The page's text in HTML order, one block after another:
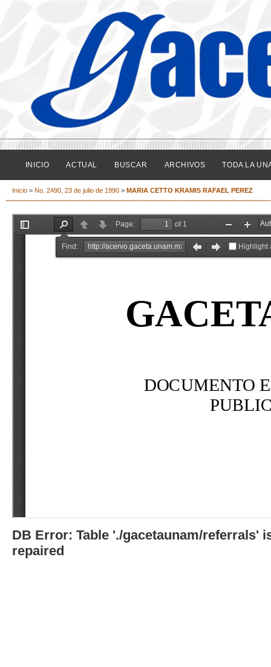
INICIO ACTUAL BUSCAR ARCHIVOS TODA LA
Inicio > No. 2490, 23 de julio de 1990 > MARIA CETTO KRAMIS RAFAEL PEREZ
DB Error: Table './gacetaunam/referrals'
repaired